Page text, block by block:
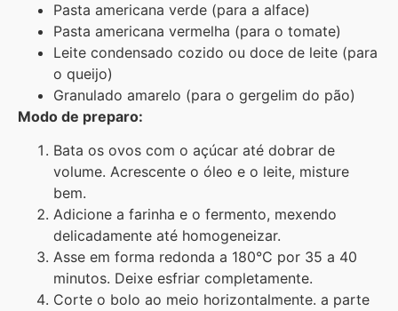
Pasta americana verde (para a alface)
Pasta americana vermelha (para o tomate)
Leite condensado cozido ou doce de leite (para
o queijo)
Granulado amarelo (para o gergelim do pão)
Modo de preparo:
Bata os ovos com o açúcar até dobrar de
volume. Acrescente o óleo e o leite, misture
bem.
Adicione a farinha e o fermento, mexendo
delicadamente até homogeneizar.
Asse em forma redonda a 180°C por 35 a 40
minutos. Deixe esfriar completamente.
Corte o bolo ao meio horizontalmente. a parte